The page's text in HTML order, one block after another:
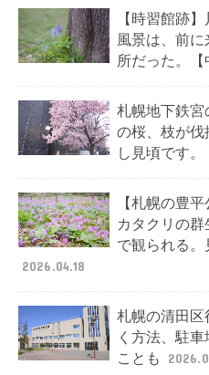
【時習館跡
風景は、前
所だった。【
札幌地下鉄宮
の桜、枝が
し見頃です。
【札幌の豊
カタクリの
で観られる。
2026.04.18
札幌の清田
く方法、駐
ことも